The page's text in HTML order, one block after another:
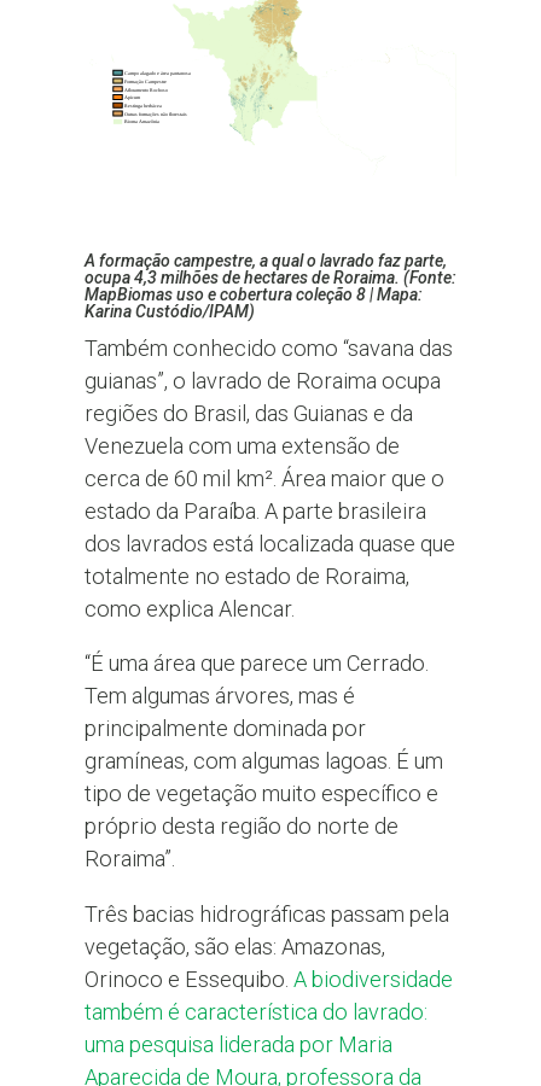
A formação campestre, a qual o lavrado faz parte,
ocupa 4,3 milhões de hectares de Roraima. (Fonte:
MapBiomas uso e cobertura coleção 8 | Mapa:
Karina Custódio/IPAM)
Também conhecido como “savana das
guianas”, o lavrado de Roraima ocupa
regiões do Brasil, das Guianas e da
Venezuela com uma extensão de
cerca de 60 mil km². Área maior que o
estado da Paraíba. A parte brasileira
dos lavrados está localizada quase que
totalmente no estado de Roraima,
como explica Alencar.
“É uma área que parece um Cerrado.
Tem algumas árvores, mas é
principalmente dominada por
gramíneas, com algumas lagoas. É um
tipo de vegetação muito específico e
próprio desta região do norte de
Roraima”.
Três bacias hidrográficas passam pela
vegetação, são elas: Amazonas,
Orinoco e Essequibo. A biodiversidade
também é característica do lavrado:
uma pesquisa liderada por Maria
Aparecida de Moura, professora da